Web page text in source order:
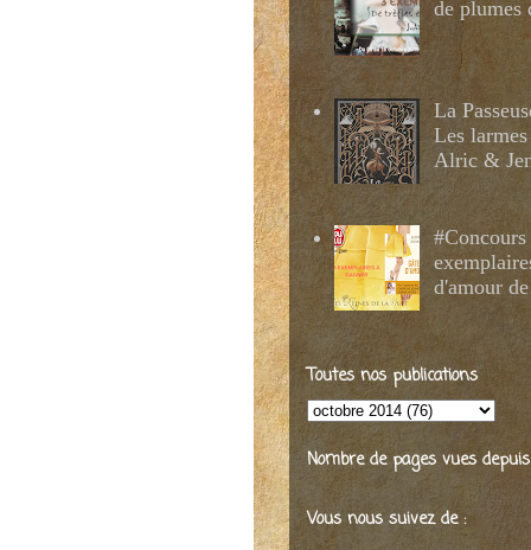
de plumes
La
Les
Alric &
d'amour
Toutes nos publications
Nombre de pages vues depuis
Vous nous suivez de :